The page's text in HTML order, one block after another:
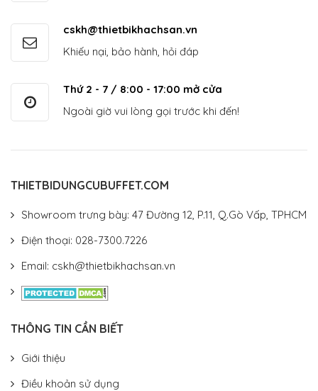
cskh@thietbikhachsan.vn
Khiếu nại, bảo hành, hỏi đáp
Thứ 2 - 7 / 8:00 - 17:00 mở cửa
Ngoài giờ vui lòng gọi trước khi đến!
THIETBIDUNGCUBUFFET.COM
Showroom trưng bày: 47 Đường 12, P.11, Q.Gò Vấp, TPHCM
Điện thoại: 028-7300.7226
Email: cskh@thietbikhachsan.vn
THÔNG TIN CẦN BIẾT
Giới thiệu
Điều khoản sử dụng